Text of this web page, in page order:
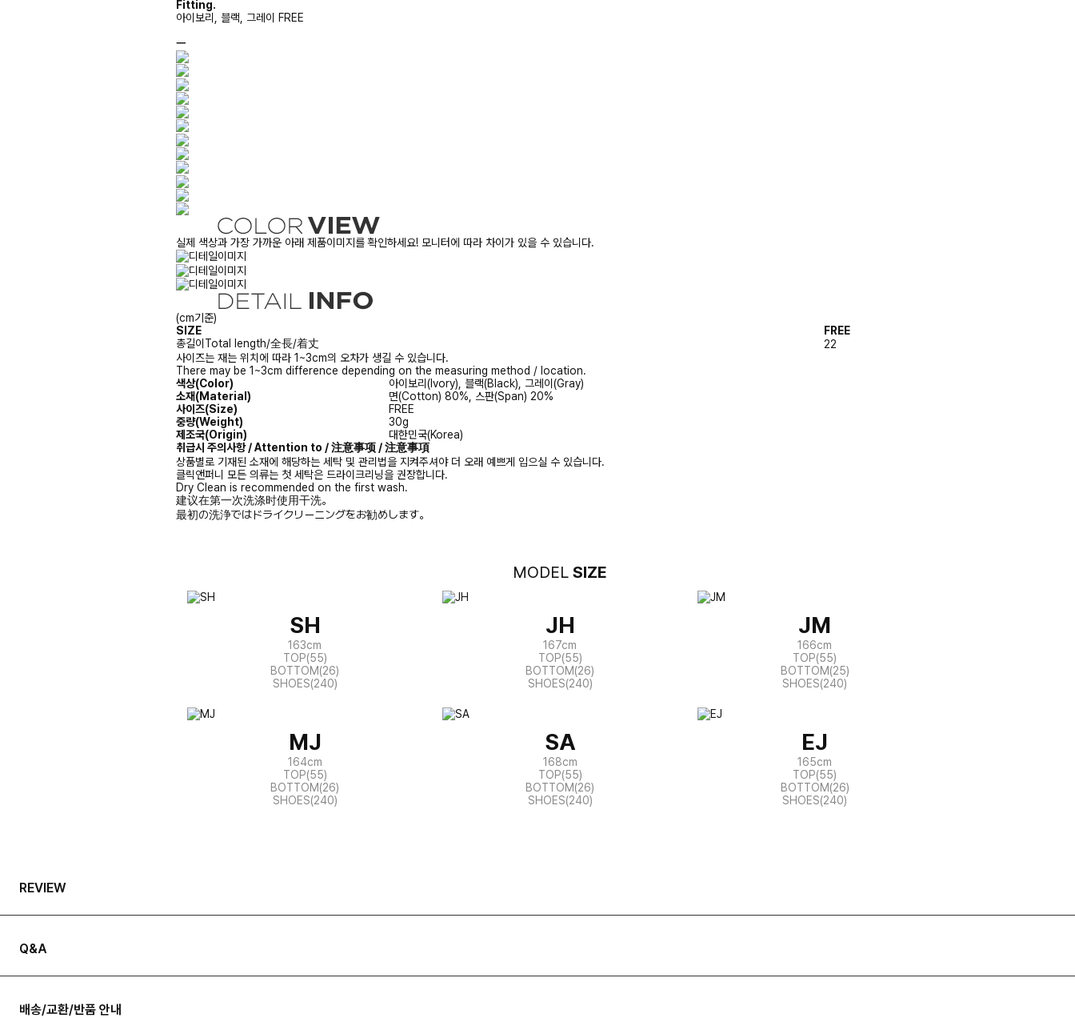
Fitting.
아이보리, 블랙, 그레이 FREE
ㅡ
실제 색상과 가장 가까운 아래 제품이미지를 확인하세요! 모니터에 따라 차이가 있을 수 있습니다.
(cm기준)
SIZE
FREE
총길이 Total length/全長/着丈
22
사이즈는 재는 위치에 따라 1~3cm의 오차가 생길 수 있습니다.
There may be 1~3cm difference depending on the measuring method / location.
색상(Color)
아이보리(Ivory), 블랙(Black), 그레이(Gray)
소재(Material)
면(Cotton) 80%, 스판(Span) 20%
사이즈(Size)
FREE
중량(Weight)
30g
제조국(Origin)
대한민국(Korea)
취급시 주의사항 / Attention to / 注意事项 / 注意事項
상품별로 기재된 소재에 해당하는 세탁 및 관리법을 지켜주셔야 더 오래 예쁘게 입으실 수 있습니다.
클릭앤퍼니 모든 의류는 첫 세탁은 드라이크리닝을 권장합니다.
Dry Clean is recommended on the first wash.
建议在第一次洗涤时使用干洗。
最初の洗浄ではドライクリーニングをお勧めします。
MODEL SIZE
SH
163cm
TOP(55)
BOTTOM(26)
SHOES(240)
JH
167cm
TOP(55)
BOTTOM(26)
SHOES(240)
JM
166cm
TOP(55)
BOTTOM(25)
SHOES(240)
MJ
164cm
TOP(55)
BOTTOM(26)
SHOES(240)
SA
168cm
TOP(55)
BOTTOM(26)
SHOES(240)
EJ
165cm
TOP(55)
BOTTOM(26)
SHOES(240)
REVIEW
Q&A
배송/교환/반품 안내